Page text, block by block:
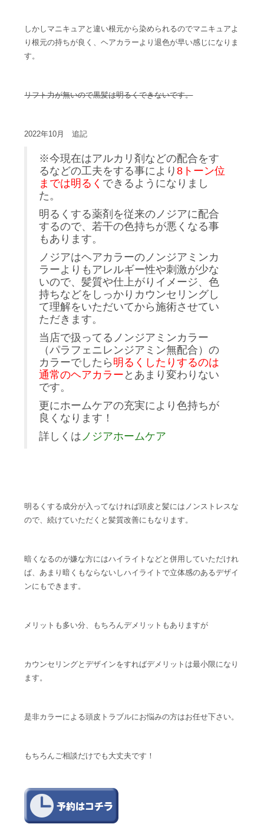
しかしマニキュアと違い根元から染められるのでマニキュアよ
り根元の持ちが良く、ヘアカラーより退色が早い感じになりま
す。
リフト力が無いので黒髪は明るくできないです。
2022年10月 追記
※今現在はアルカリ剤などの配合をす
るなどの工夫をする事により8トーン位
までは明るく できるようになりまし
た。
明るくする薬剤を従来のノジアに配合
するので、若干の色持ちが悪くなる事
もあります。
ノジアはヘアカラーのノンジアミンカ
ラーよりもアレルギー性や刺激が少な
いので、髪質や仕上がりイメージ、色
持ちなどをしっかりカウンセリングし
て理解をいただいてから施術させてい
ただきます。
当店で扱ってるノンジアミンカラー
（パラフェニレンジアミン無配合）の
カラーでしたら 明るくしたりするのは
通常のヘアカラー とあまり変わりない
です。
更にホームケアの充実により色持ちが
良くなります！
詳しくは ノジアホームケア
明るくする成分が入ってなければ頭皮と髪にはノンストレスな
ので、続けていただくと髪質改善にもなります。
暗くなるのが嫌な方にはハイライトなどと併用していただけれ
ば、あまり暗くもならないしハイライトで立体感のあるデザイ
ンにもできます。
メリットも多い分、もちろんデメリットもありますが
カウンセリングとデザインをすればデメリットは最小限になり
ます。
是非カラーによる頭皮トラブルにお悩みの方はお任せ下さい。
もちろんご相談だけでも大丈夫です！